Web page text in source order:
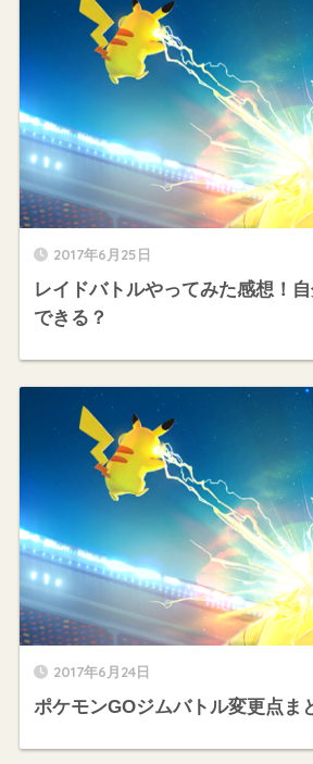
2017年6月25日
レイドバトルやってみた感想！
できる？
2017年6月24日
ポケモンGOジムバトル変更点ま